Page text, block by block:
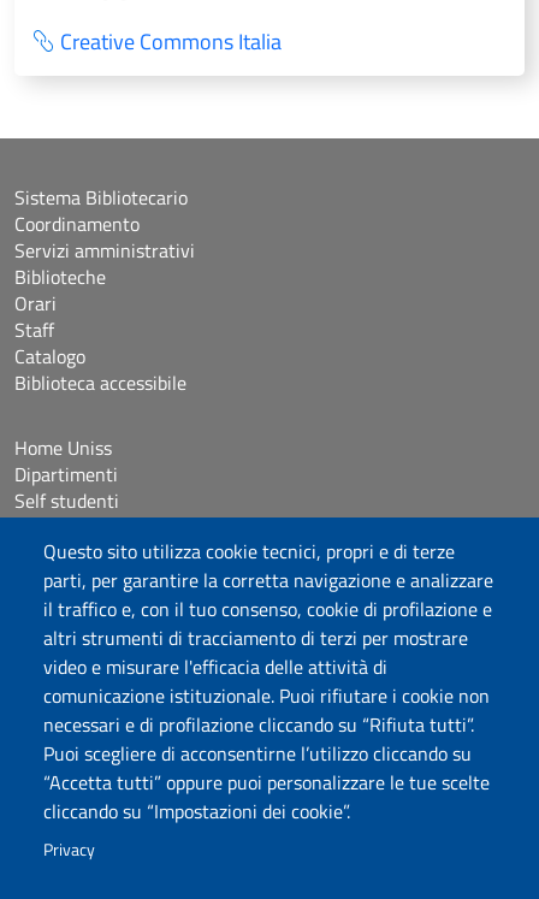
Questo sito utilizza cookie tecnici, propri e di terze
parti, per garantire la corretta navigazione e analizzare
il traffico e, con il tuo consenso, cookie di profilazione e
altri strumenti di tracciamento di terzi per mostrare
video e misurare l'efficacia delle attività di
comunicazione istituzionale. Puoi rifiutare i cookie non
necessari e di profilazione cliccando su “Rifiuta tutti”.
Puoi scegliere di acconsentirne l’utilizzo cliccando su
“Accetta tutti” oppure puoi personalizzare le tue scelte
cliccando su “Impostazioni dei cookie”.
Privacy
Creative Commons Italia
Università degli Studi di Sassari
Piazza Università 21, Sassari
Tel.: 800 882994 (Orientamento studenti)
RETTORE:rettore@uniss.it
PEC:protocollo@pec.uniss.it
URP:urp@uniss.it
Sistema Bibliotecario
Coordinamento
Servizi amministrativi
Biblioteche
Orari
Staff
Catalogo
Biblioteca accessibile
Home Uniss
Dipartimenti
Self studenti
Studenti con disabilità e DSA
Crediti icone
HELPDESK: sba@uniss.it
PEC SBA: sba@pec.uniss.it
WEB SBA: websba@uniss.it